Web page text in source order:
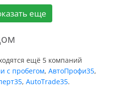
еще
ещё 5 компаний
с пробегом, АвтоПрофи35,
, AutoTrade35.